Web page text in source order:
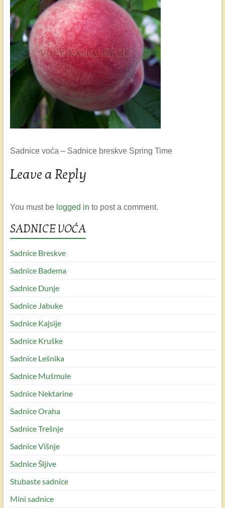
Sadnice voća – Sadnice breskve Spring Time
Leave a Reply
You must be logged in to post a comment.
SADNICE VOĆA
Sadnice Breskve
Sadnice Badema
Sadnice Dunje
Sadnice Jabuke
Sadnice Kajsije
Sadnice Kruške
Sadnice Lešnika
Sadnice Mušmule
Sadnice Nektarine
Sadnice Oraha
Sadnice Trešnje
Sadnice Višnje
Sadnice Šljive
Stubaste sadnice
Mini sadnice